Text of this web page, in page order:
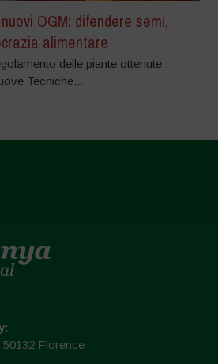
OGM: difendere semi,
alimentare
delle piante ottenute
Tecniche...
Florence